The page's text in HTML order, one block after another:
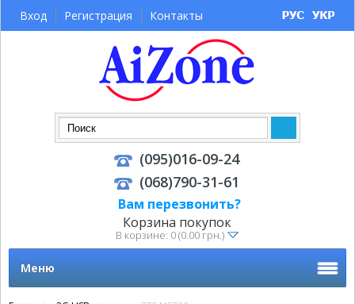
Корзина покупок
В корзине: 0 (0.00 грн.)
(095)016-09-24
(068)790-31-61
Вам перезвонить?
Вход Регистрация Контакты
Меню